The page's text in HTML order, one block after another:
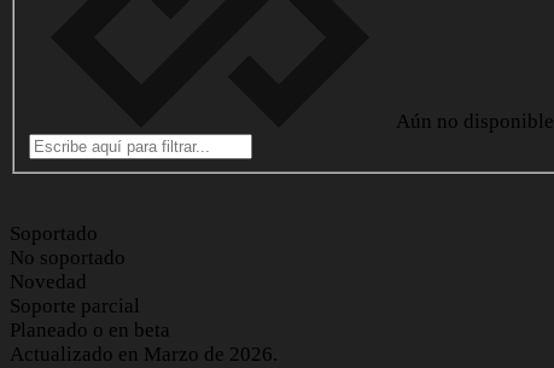
Aún no disponible
Soportado
No soportado
Novedad
Soporte parcial
Planeado o en beta
Actualizado en Marzo de 2026.